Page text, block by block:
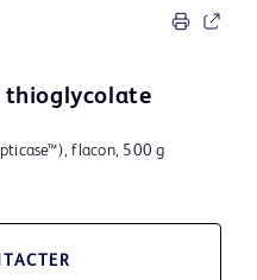
thioglycolate
flacon, 500 g